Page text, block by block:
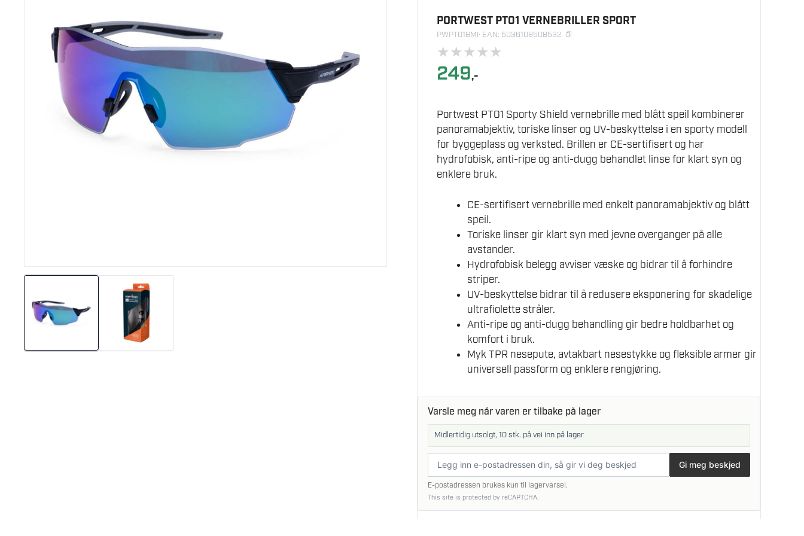
PORTWEST PT01 VERNEBRILLER SPORT
PWPT01BMI· EAN: 5036108508532
★★★★★
249,-
Portwest PT01 Sporty Shield vernebrille med blått speil kombinerer
panoramabjektiv, toriske linser og UV-beskyttelse i en sporty modell
for byggeplass og verksted. Brillen er CE-sertifisert og har
hydrofobisk, anti-ripe og anti-dugg behandlet linse for klart syn og
enklere bruk.
CE-sertifisert vernebrille med enkelt panoramabjektiv og blått
speil.
Toriske linser gir klart syn med jevne overganger på alle
avstander.
Hydrofobisk belegg avviser væske og bidrar til å forhindre
striper.
UV-beskyttelse bidrar til å redusere eksponering for skadelige
ultrafiolette stråler.
Anti-ripe og anti-dugg behandling gir bedre holdbarhet og
komfort i bruk.
Myk TPR nesepute, avtakbart nesestykke og fleksible armer gir
universell passform og enklere rengjøring.
Varsle meg når varen er tilbake på lager
Midlertidig utsolgt, 10 stk. på vei inn på lager
postadresse
Gi meg beskjed
E-postadressen brukes kun til lagervarsel.
This site is protected by reCAPTCHA.